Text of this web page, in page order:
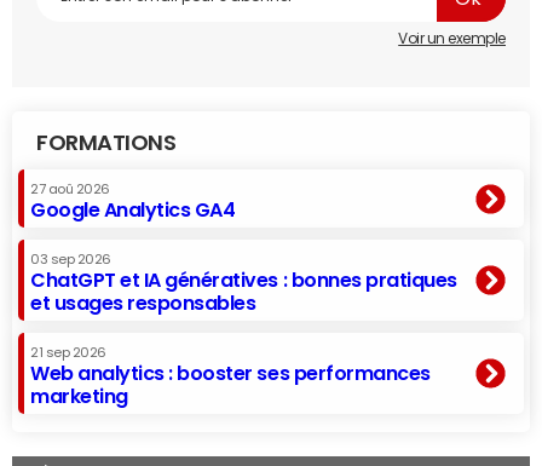
Voir un exemple
FORMATIONS
27 aoû 2026
Google Analytics GA4
03 sep 2026
ChatGPT et IA génératives : bonnes pratiques
et usages responsables
21 sep 2026
Web analytics : booster ses performances
marketing